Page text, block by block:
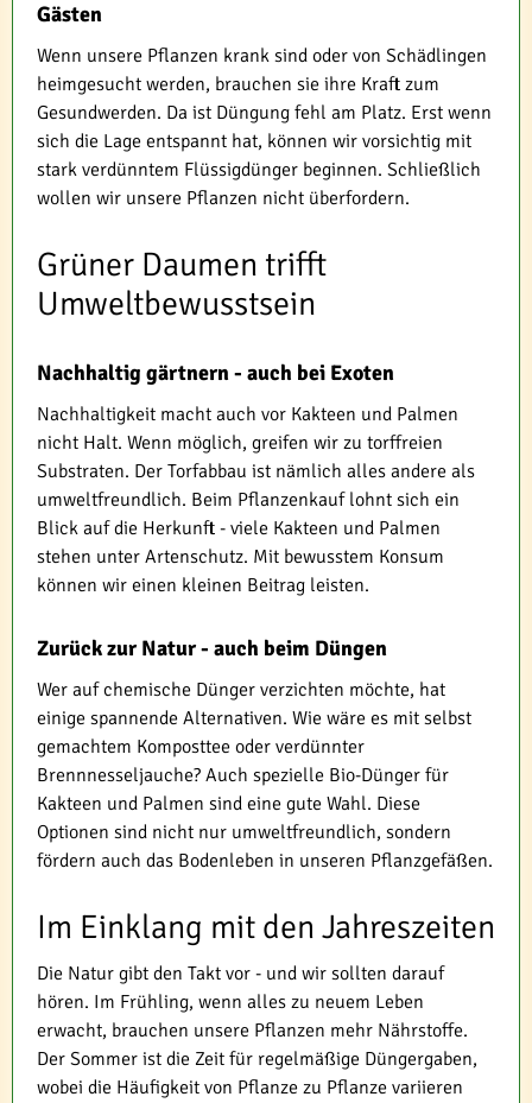
Gästen
Wenn unsere Pflanzen krank sind oder von Schädlingen
heimgesucht werden, brauchen sie ihre Kraft zum
Gesundwerden. Da ist Düngung fehl am Platz. Erst wenn
sich die Lage entspannt hat, können wir vorsichtig mit
stark verdünntem Flüssigdünger beginnen. Schließlich
wollen wir unsere Pflanzen nicht überfordern.
Grüner Daumen trifft
Umweltbewusstsein
Nachhaltig gärtnern - auch bei Exoten
Nachhaltigkeit macht auch vor Kakteen und Palmen
nicht Halt. Wenn möglich, greifen wir zu torffreien
Substraten. Der Torfabbau ist nämlich alles andere als
umweltfreundlich. Beim Pflanzenkauf lohnt sich ein
Blick auf die Herkunft - viele Kakteen und Palmen
stehen unter Artenschutz. Mit bewusstem Konsum
können wir einen kleinen Beitrag leisten.
Zurück zur Natur - auch beim Düngen
Wer auf chemische Dünger verzichten möchte, hat
einige spannende Alternativen. Wie wäre es mit selbst
gemachtem Komposttee oder verdünnter
Brennnesseljauche? Auch spezielle Bio-Dünger für
Kakteen und Palmen sind eine gute Wahl. Diese
Optionen sind nicht nur umweltfreundlich, sondern
fördern auch das Bodenleben in unseren Pflanzgefäßen.
Im Einklang mit den Jahreszeiten
Die Natur gibt den Takt vor - und wir sollten darauf
hören. Im Frühling, wenn alles zu neuem Leben
erwacht, brauchen unsere Pflanzen mehr Nährstoffe.
Der Sommer ist die Zeit für regelmäßige Düngergaben,
wobei die Häufigkeit von Pflanze zu Pflanze variieren